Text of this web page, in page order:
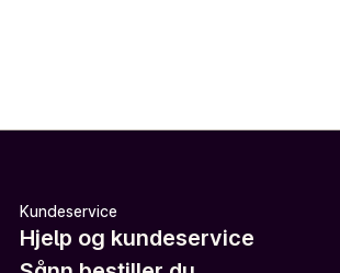
Kundeservice
Hjelp og kundeservice